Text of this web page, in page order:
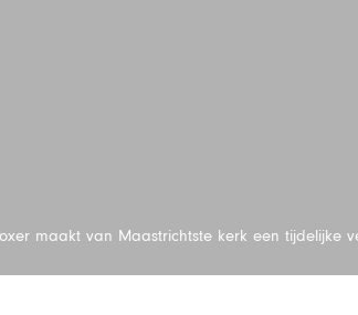
maakt van Maastrichtste kerk een tijdelijke